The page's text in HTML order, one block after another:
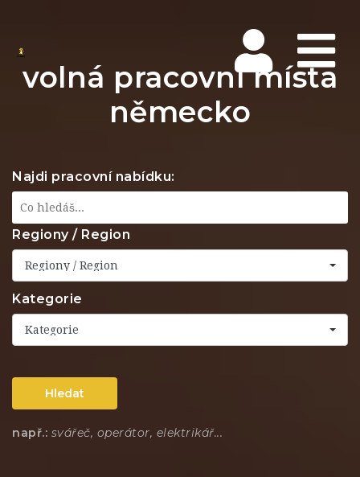
volná pracovní místa
německo
Najdi pracovní nabídku:
Regiony / Region
Regiony / Region
Kategorie
Kategorie
Hledat
např.: svářeč, operátor, elektrikář...